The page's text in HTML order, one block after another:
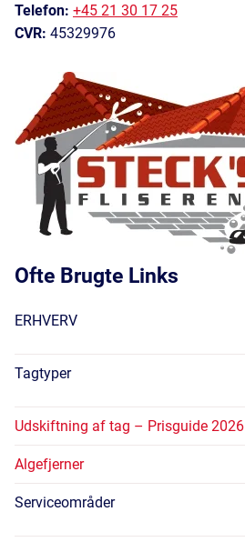
Telefon: +45 21 30 17 25
CVR: 45329976
Ofte Brugte Links
ERHVERV
Tagtyper
Udskiftning af tag – Prisguide 2026
Algefjerner
Serviceområder